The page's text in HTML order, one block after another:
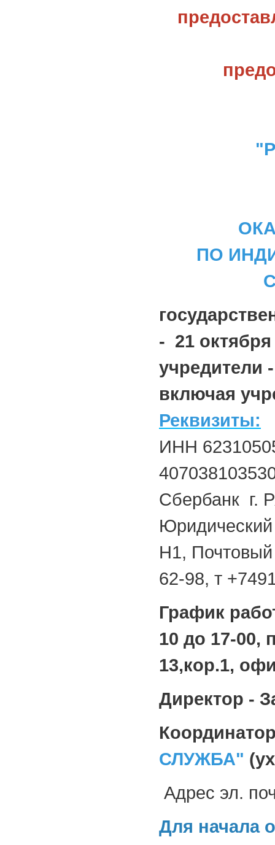
ПО
- 21 октября
учредители
включая
Реквизиты:
ИНН
Сбербанк г.
Юридический
Н1, Почтовый
62-98, т
График
10 до 17-00,
13,кор.1,
Директор -
СЛУЖБА"
Адрес эл.
Для начала